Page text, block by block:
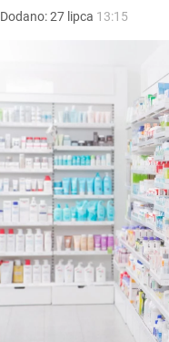
Dodano:27 lipca 13:15